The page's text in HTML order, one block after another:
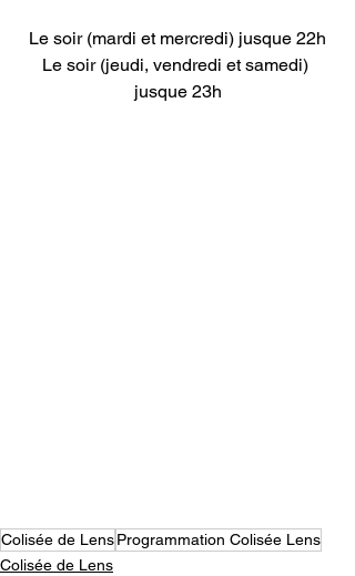
Le soir (mardi et mercredi) jusque 22h
Le soir (jeudi, vendredi et samedi)
jusque 23h
Colisée de LensProgrammation Colisée Lens
Colisée de Lens